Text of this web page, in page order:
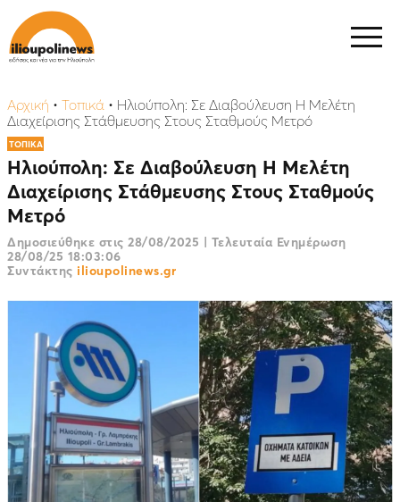
Αρχική • Τοπικά • Ηλιούπολη: Σε Διαβούλευση H Μελέτη
Διαχείρισης Στάθμευσης Στους Σταθμούς Μετρό
ΤΟΠΙΚΑ
Ηλιούπολη: Σε Διαβούλευση H Μελέτη
Διαχείρισης Στάθμευσης Στους Σταθμούς
Μετρό
Δημοσιεύθηκε στις 28/08/2025 | Τελευταία Ενημέρωση
28/08/25 18:03:06
Συντάκτης ilioupolinews.gr